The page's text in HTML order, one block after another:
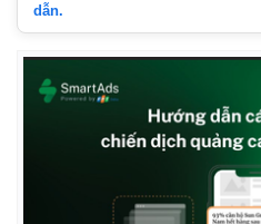
Thế giới
Quan sát
Cuộc sống đó đây
dẫn.